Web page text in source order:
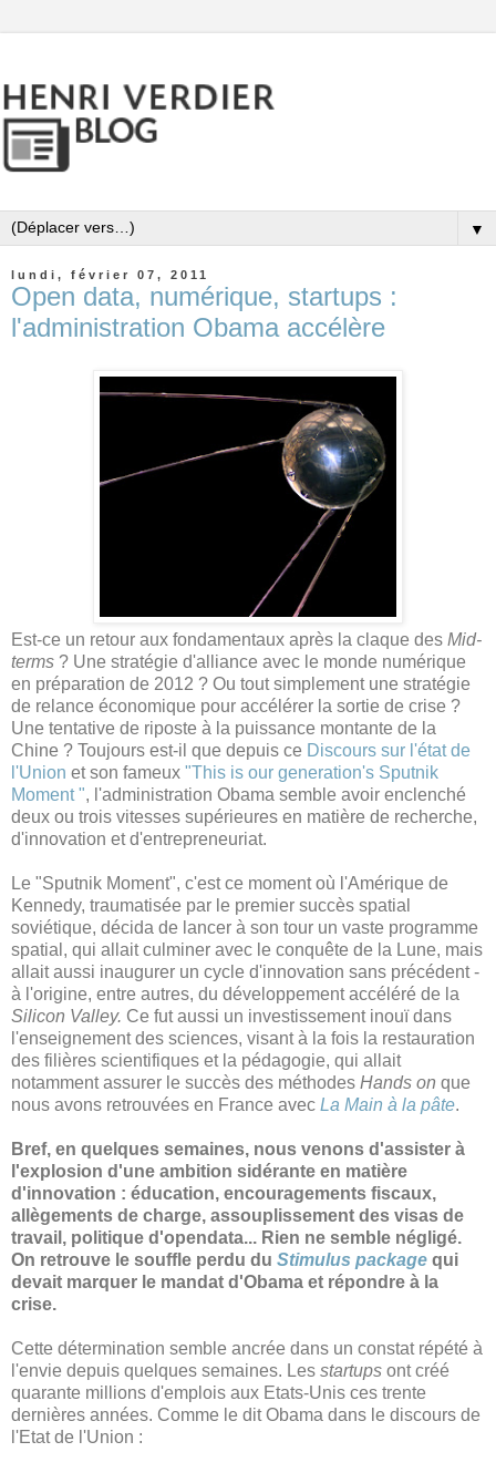
▼
lundi, février 07, 2011
Open data, numérique, startups :
l'administration Obama accélère
Est-ce un retour aux fondamentaux après la claque des Mid-
terms ? Une stratégie d'alliance avec le monde numérique
en préparation de 2012 ? Ou tout simplement une stratégie
de relance économique pour accélérer la sortie de crise ?
Une tentative de riposte à la puissance montante de la
Chine ? Toujours est-il que depuis ce Discours sur l'état de
l'Union et son fameux "This is our generation's Sputnik
Moment ", l'administration Obama semble avoir enclenché
deux ou trois vitesses supérieures en matière de recherche,
d'innovation et d'entrepreneuriat.
Le "Sputnik Moment", c'est ce moment où l'Amérique de
Kennedy, traumatisée par le premier succès spatial
soviétique, décida de lancer à son tour un vaste programme
spatial, qui allait culminer avec le conquête de la Lune, mais
allait aussi inaugurer un cycle d'innovation sans précédent -
à l'origine, entre autres, du développement accéléré de la
Silicon Valley. Ce fut aussi un investissement inouï dans
l'enseignement des sciences, visant à la fois la restauration
des filières scientifiques et la pédagogie, qui allait
notamment assurer le succès des méthodes Hands on que
nous avons retrouvées en France avec La Main à la pâte.
Bref, en quelques semaines, nous venons d'assister à
l'explosion d'une ambition sidérante en matière
d'innovation : éducation, encouragements fiscaux,
allègements de charge, assouplissement des visas de
travail, politique d'opendata... Rien ne semble négligé.
On retrouve le souffle perdu du Stimulus package qui
devait marquer le mandat d'Obama et répondre à la
crise.
Cette détermination semble ancrée dans un constat répété à
l'envie depuis quelques semaines. Les startups ont créé
quarante millions d'emplois aux Etats-Unis ces trente
dernières années. Comme le dit Obama dans le discours de
l'Etat de l'Union :